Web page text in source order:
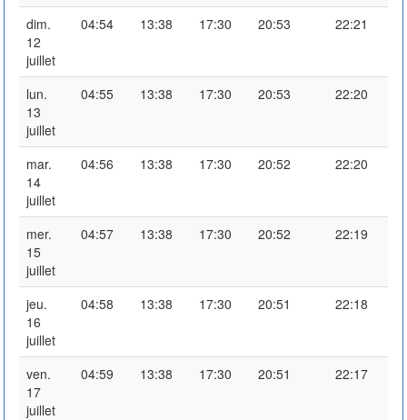
dim.
12
juillet
04:54 13:38 17:30 20:53 22:21
lun.
13
juillet
04:55 13:38 17:30 20:53 22:20
mar.
14
juillet
04:56 13:38 17:30 20:52 22:20
mer.
15
juillet
04:57 13:38 17:30 20:52 22:19
jeu.
16
juillet
04:58 13:38 17:30 20:51 22:18
ven.
17
juillet
04:59 13:38 17:30 20:51 22:17